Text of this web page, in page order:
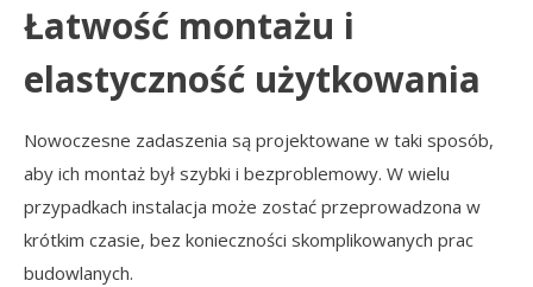
Łatwość montażu i
elastyczność użytkowania
Nowoczesne zadaszenia są projektowane w taki sposób,
aby ich montaż był szybki i bezproblemowy. W wielu
przypadkach instalacja może zostać przeprowadzona w
krótkim czasie, bez konieczności skomplikowanych prac
budowlanych.